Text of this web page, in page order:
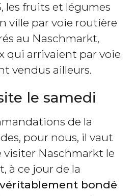
les fruits et légumes
ville par voie routière
au Naschmarkt,
qui arrivaient par voie
vendus ailleurs.
le samedi
de la
pour nous, il vaut
visiter Naschmarkt le
à ce jour de la
bondé